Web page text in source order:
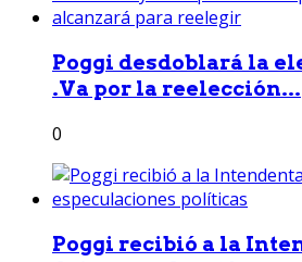
Poggi desdoblará la
.Va por la reelección...
0
Poggi recibió a la